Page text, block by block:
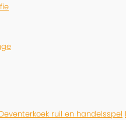
ruil en handelsspel